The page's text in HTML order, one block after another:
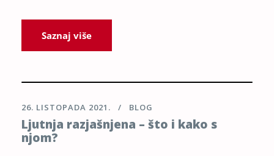
Saznaj više
26. LISTOPADA 2021. BLOG
Ljutnja razjašnjena – što i kako s
njom?